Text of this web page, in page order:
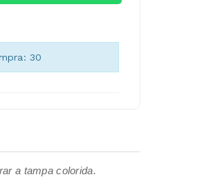
30
a tampa colorida.